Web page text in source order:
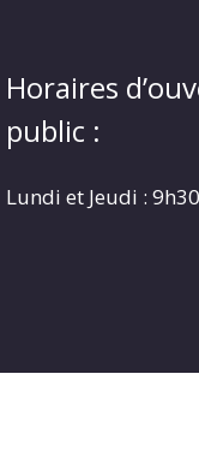
Horaires
public :
Lundi et Jeudi :